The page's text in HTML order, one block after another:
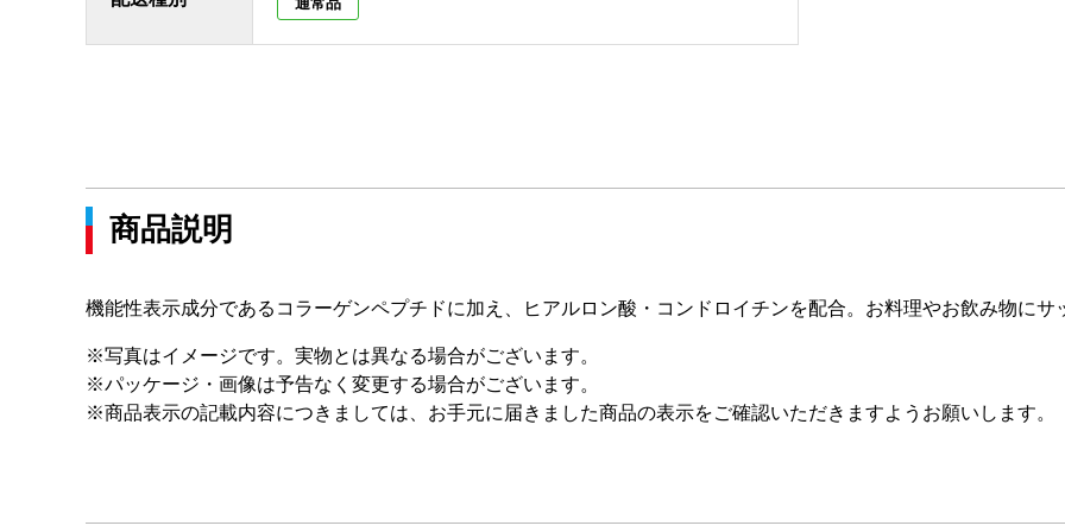
商品説明
機能性表示成分であるコラーゲンペプチドに加え、ヒアルロン酸・コンドロイチンを配合。お料理やお飲み物にサ
※写真はイメージです。実物とは異なる場合がございます。
※パッケージ・画像は予告なく変更する場合がございます。
※商品表示の記載内容につきましては、お手元に届きました商品の表示をご確認いただきますようお願いします。